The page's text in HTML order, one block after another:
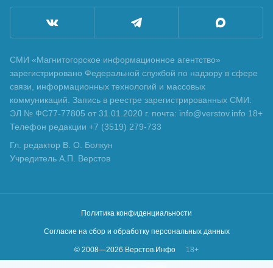
СМИ «Магнитогорское информационное агентство»
зарегистрировано Федеральной службой по надзору в сфере
связи, информационных технологий и массовых
коммуникаций. Запись в реестре зарегистрированных СМИ:
ЭЛ № ФС77-77805 от 31.01.2020 г. почта: info@verstov.info 18+
Телефон редакции +7 (3519) 279-733
Гл. редактор В. О. Болкун
Учредитель А.П. Верстов
Политика конфиденциальности
Согласие на сбор и обработку персональных данных
© 2008—2026 Верстов.Инфо
18+